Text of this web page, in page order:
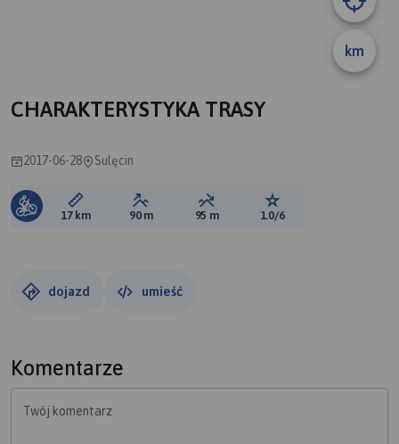
km
CHARAKTERYSTYKA TRASY
2017-06-28 Sulęcin
Długość trasy:
17 km Suma przewyższeń:
90 m Suma spadków:
95 m Ocena trasy:
1.0/6
dojazd umieść
Komentarze
Twój komentarz